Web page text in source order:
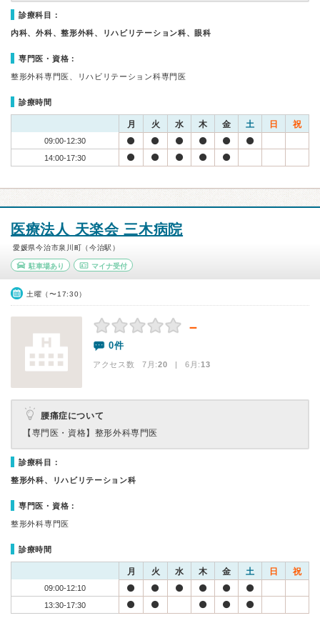
診療科目：
内科、外科、整形外科、リハビリテーション科、眼科
専門医・資格：
整形外科専門医、リハビリテーション科専門医
診療時間
月 火 水 木 金 土 日 祝
09:00-12:30
14:00-17:30
医療法人 天楽会 三木病院
愛媛県今治市泉川町（今治駅）
駐車場あり マイナ受付
土曜（〜17:30）
－
0件
アクセス数 7月:20 | 6月:13
腰痛症について
【専門医・資格】 整形外科専門医
診療科目：
整形外科、リハビリテーション科
専門医・資格：
整形外科専門医
診療時間
月 火 水 木 金 土 日 祝
09:00-12:10
13:30-17:30